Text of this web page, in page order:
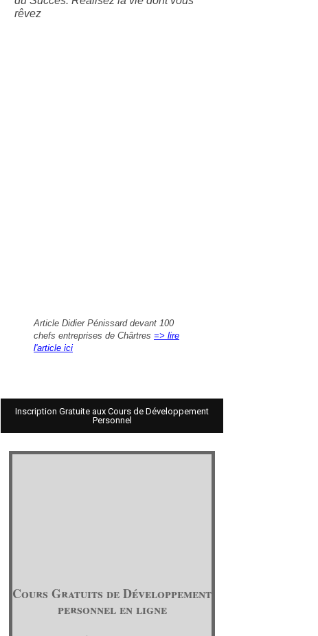
rêvez
Article Didier Pénissard devant 100
chefs entreprises de Chârtres => lire
l'article ici
Inscription Gratuite aux Cours de Développement
Personnel
Cours Gratuits de Développement
personnel en ligne